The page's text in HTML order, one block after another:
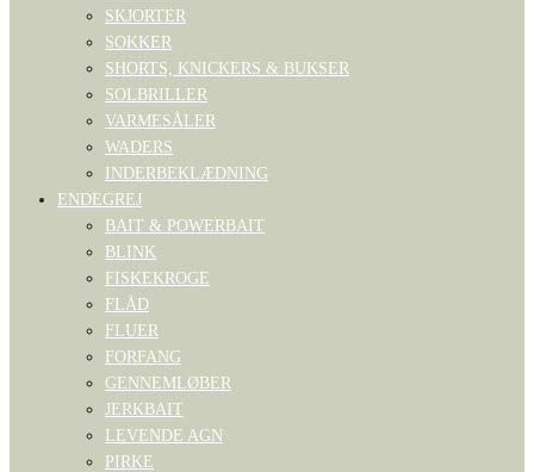
SKJORTER
SOKKER
SHORTS, KNICKERS & BUKSER
SOLBRILLER
VARMESÅLER
WADERS
INDERBEKLÆDNING
ENDEGREJ
BAIT & POWERBAIT
BLINK
FISKEKROGE
FLÅD
FLUER
FORFANG
GENNEMLØBER
JERKBAIT
LEVENDE AGN
PIRKE